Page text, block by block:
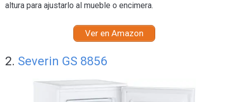
altura para ajustarlo al mueble o encimera.
Ver en Amazon
2. Severin GS 8856